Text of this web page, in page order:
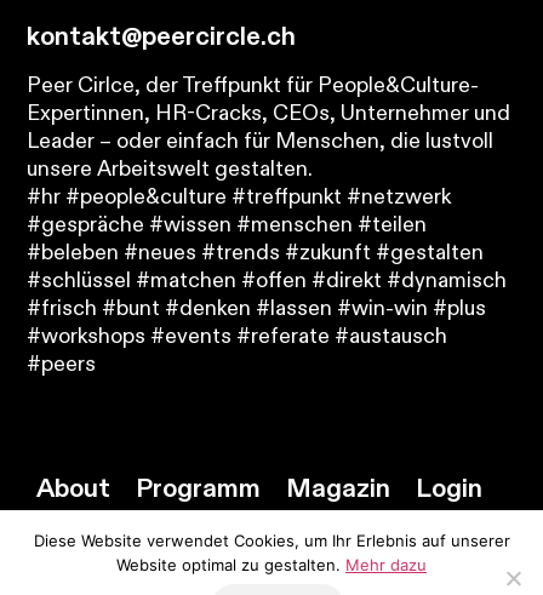
kontakt@peercircle.ch
Peer Cirlce, der Treffpunkt für People&Culture-
Expertinnen, HR-Cracks, CEOs, Unternehmer und
Leader – oder einfach für Menschen, die lustvoll
unsere Arbeitswelt gestalten.
#hr #people&culture #treffpunkt #netzwerk
#gespräche #wissen #menschen #teilen
#beleben #neues #trends #zukunft #gestalten
#schlüssel #matchen #offen #direkt #dynamisch
#frisch #bunt #denken #lassen #win-win #plus
#workshops #events #referate #austausch
#peers
About Programm Magazin Login
Diese Website verwendet Cookies, um Ihr Erlebnis auf unserer
Website optimal zu gestalten. Mehr dazu